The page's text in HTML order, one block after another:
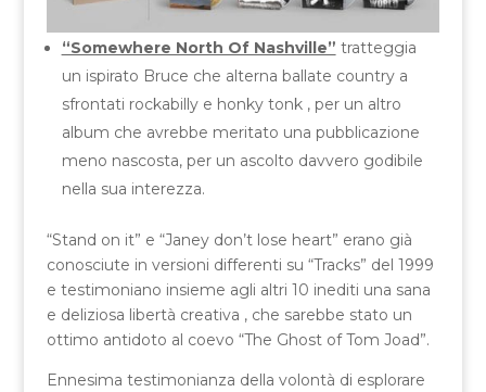
“Somewhere North Of Nashville” tratteggia
un ispirato Bruce che alterna ballate country a
sfrontati rockabilly e honky tonk , per un altro
album che avrebbe meritato una pubblicazione
meno nascosta, per un ascolto davvero godibile
nella sua interezza.
“Stand on it” e “Janey don’t lose heart” erano già
conosciute in versioni differenti su “Tracks” del 1999
e testimoniano insieme agli altri 10 inediti una sana
e deliziosa libertà creativa , che sarebbe stato un
ottimo antidoto al coevo “The Ghost of Tom Joad”.
Ennesima testimonianza della volontà di esplorare